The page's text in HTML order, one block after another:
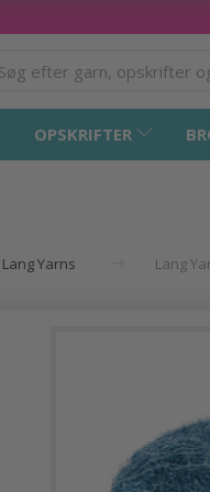
OPSKRIFTER
Lang Yarns Lang